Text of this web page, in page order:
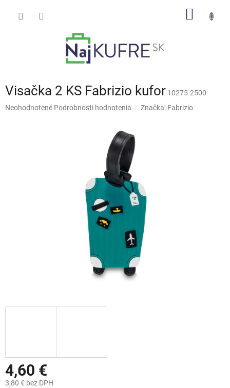
Visačka 2 KS Fabrizio kufor 10275-2500
Priemerné
Neohodnotené Podrobnosti hodnotenia Značka: Fabrizio
4,60 €
3,80 € bez DPH